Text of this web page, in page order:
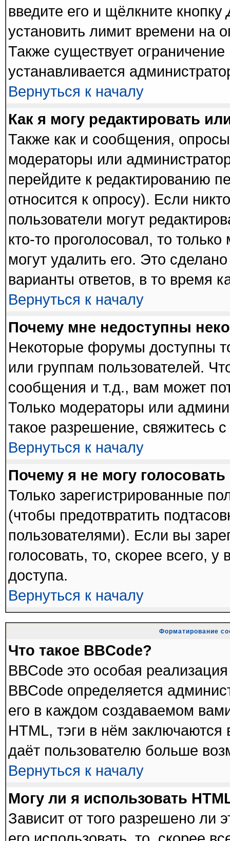
введите его и щёлкните кнопку
установить лимит времени на
Также существует
устанавливается
Вернуться к началу
Как я могу редактировать
Также как и сообщения,
модераторы или
перейдите к редактированию
относится к опросу). Если
пользователи могут
кто-то проголосовал, то
могут удалить его. Это
варианты ответов, в то время
Вернуться к началу
Почему мне недоступны
Некоторые форумы доступны
или группам пользователей.
сообщения и т.д., вам может
Только модераторы или
такое разрешение, свяжитесь
Вернуться к началу
Почему я не могу
Только зарегистрированные
(чтобы предотвратить
пользователями). Если вы
голосовать, то, скорее всего,
доступа.
Вернуться к началу
Форматирование
Что такое BBCode?
BBCode это особая
BBCode определяется
его в каждом создаваемом
HTML, тэги в нём
даёт пользователю больше
Вернуться к началу
Могу ли я использовать
Зависит от того разрешено ли